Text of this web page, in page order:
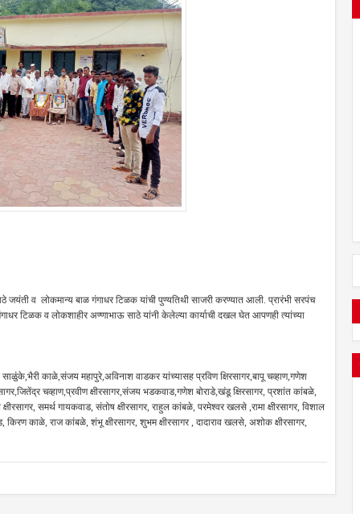
जयंती व लोकमान्य बाळ गंगाधर टिळक यांची पुण्यतिथी साजरी करण्यात आली. प्रारंभी सरपंच
टिळक व लोकशाहीर अण्णाभाऊ साठे यांनी केलेल्या कार्याची दखल घेत आपणही त्यांच्या
काळे,संजय महापुरे,अविनाश वाडकर यांच्यासह प्रविण क्षिरसागर,बापू चव्हाण,गणेश
चव्हाण,प्रवीण क्षीरसागर,संजय भडकवाड,गणेश बोराडे,खंडू क्षिरसागर, प्रशांत कांबळे,
समर्थ गायकवाड, संतोष क्षीरसागर, राहुल कांबळे, परमेश्वर खलसे ,रामा क्षीरसागर, विशाल
किरण काळे, राज कांबळे, शंभू क्षीरसागर, शुभम क्षीरसागर , दादाराव खलसे, अशोक क्षीरसागर,